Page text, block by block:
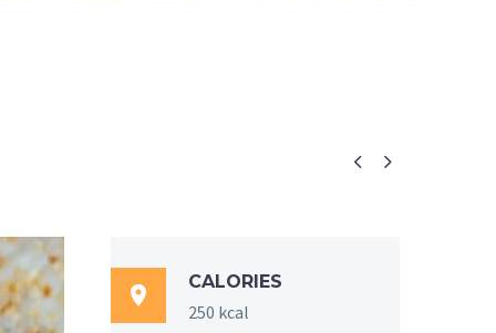
 

CALORIES
250 kcal